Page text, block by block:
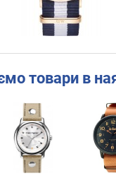
товари в